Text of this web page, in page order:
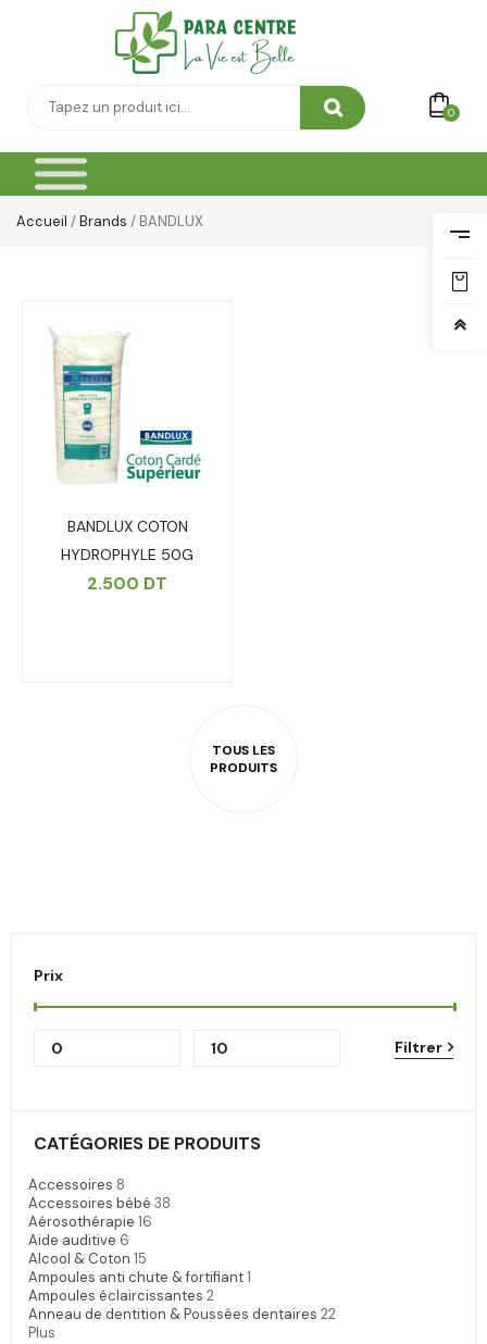
0
Accueil /Brands / BANDLUX
Prix
Filtrer
CATÉGORIES DE PRODUITS
Accessoires 8
Accessoires bébé 38
Aérosothérapie 16
Aide auditive 6
Alcool & Coton 15
Ampoules anti chute & fortifiant1
Ampoules éclaircissantes 2
Anneau de dentition & Poussées dentaires 22
Plus
BANDLUX COTON
HYDROPHYLE 50G
2.500 DT